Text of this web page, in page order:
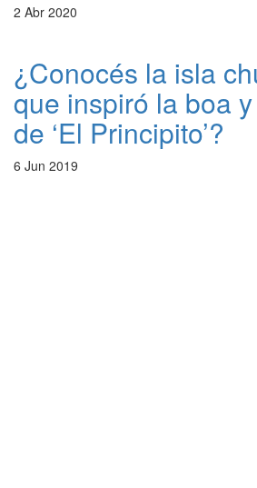
2 Abr 2020
¿Conocés la isla
que inspiró la boa
de ‘El Principito’?
6 Jun 2019